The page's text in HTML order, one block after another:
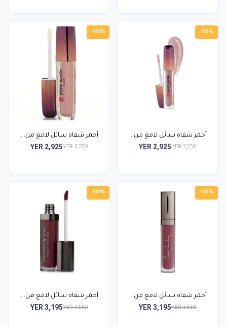
-10%
أحمر شفاه سائل لامع من...
YER 3,250
YER 2,925
-10%
أحمر شفاه سائل لامع من...
YER 3,250
YER 2,925
-10%
أحمر شفاه سائل لامع من...
YER 3,550
YER 3,195
-10%
أحمر شفاه سائل لامع من...
YER 3,550
YER 3,195